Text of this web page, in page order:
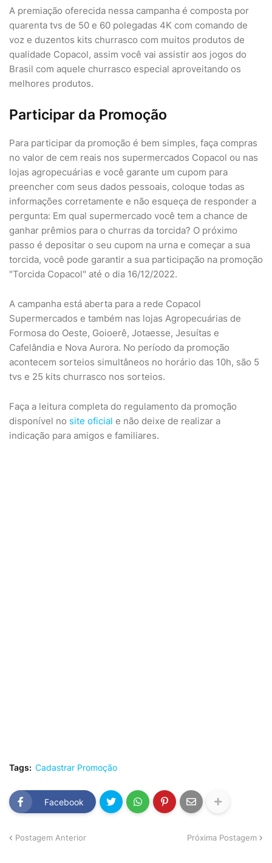
A premiação oferecida nessa campanha é composta por
quarenta tvs de 50 e 60 polegadas 4K com comando de
voz e duzentos kits churrasco com muitos produtos de
qualidade Copacol, assim você vai assistir aos jogos do
Brasil com aquele churrasco especial aproveitando os
melhores produtos.
Participar da Promoção
Para participar da promoção é bem simples, faça compras
no valor de cem reais nos supermercados Copacol ou nas
lojas agropecuárias e você garante um cupom para
preencher com seus dados pessoais, coloque todas as
informações corretamente e não esqueça de responder a
pergunta: Em qual supermercado você tem a chance de
ganhar prêmios para o churras da torcida? O próximo
passo é depositar o seu cupom na urna e começar a sua
torcida, você pode garantir a sua participação na promoção
"Torcida Copacol" até o dia 16/12/2022.
A campanha está aberta para a rede Copacol
Supermercados e também nas lojas Agropecuárias de
Formosa do Oeste, Goioerê, Jotaesse, Jesuítas e
Cafelândia e Nova Aurora. No período da promoção
acontecem sorteios simultâneos no horário das 10h, são 5
tvs e 25 kits churrasco nos sorteios.
Faça a leitura completa do regulamento da promoção
disponível no site oficial e não deixe de realizar a
indicação para amigos e familiares.
Tags: Cadastrar Promoção
Facebook
Postagem Anterior Próxima Postagem